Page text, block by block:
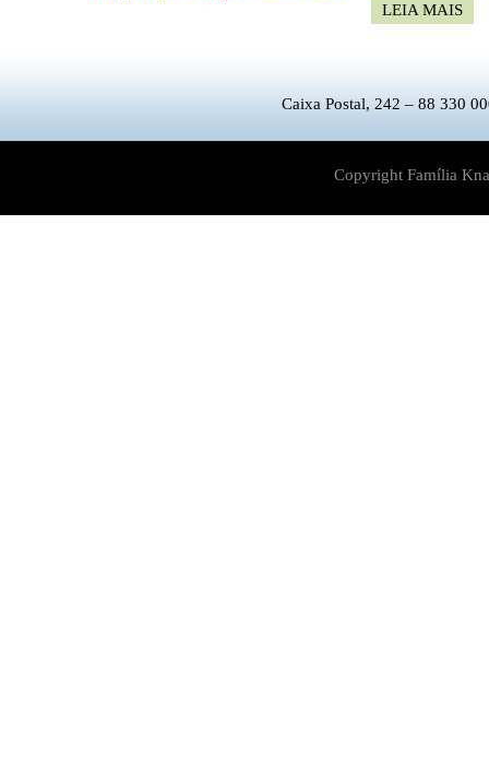
LEIA MAIS
Caixa Postal, 242 – 88 330
Copyright Família